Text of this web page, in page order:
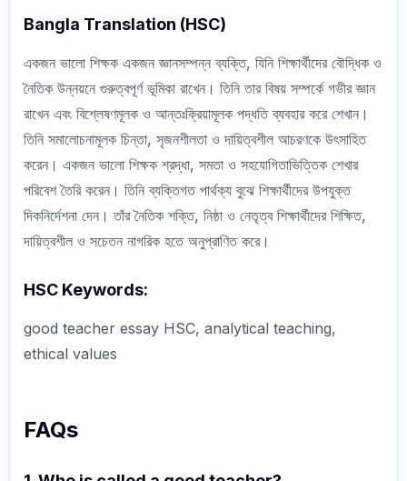
Bangla Translation (HSC)
একজন ভালো শিক্ষক একজন জ্ঞানসম্পন্ন ব্যক্তি, যিনি শিক্ষার্থীদের বৌদ্ধিক ও
নৈতিক উন্নয়নে গুরুত্বপূর্ণ ভূমিকা রাখেন। তিনি তার বিষয় সম্পর্কে গভীর জ্ঞান
রাখেন এবং বিশ্লেষণমূলক ও আন্তঃক্রিয়ামূলক পদ্ধতি ব্যবহার করে শেখান।
তিনি সমালোচনামূলক চিন্তা, সৃজনশীলতা ও দায়িত্বশীল আচরণকে উৎসাহিত
করেন। একজন ভালো শিক্ষক শ্রদ্ধা, সমতা ও সহযোগিতাভিত্তিক শেখার
পরিবেশ তৈরি করেন। তিনি ব্যক্তিগত পার্থক্য বুঝে শিক্ষার্থীদের উপযুক্ত
দিকনির্দেশনা দেন। তাঁর নৈতিক শক্তি, নিষ্ঠা ও নেতৃত্ব শিক্ষার্থীদের শিক্ষিত,
দায়িত্বশীল ও সচেতন নাগরিক হতে অনুপ্রাণিত করে।
HSC Keywords:
good teacher essay HSC, analytical teaching,
ethical values
FAQs